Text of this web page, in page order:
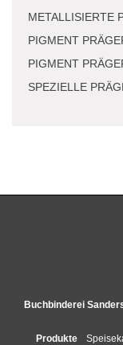
METALLISIERTE
PIGMENT
PIGMENT
SPEZIELLE
Buchbinderei
Produkte